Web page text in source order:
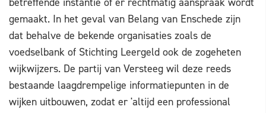
gemaakt. In het geval van Belang van Enschede zijn
dat behalve de bekende organisaties zoals de
voedselbank of Stichting Leergeld ook de zogeheten
wijkwijzers. De partij van Versteeg wil deze reeds
bestaande laagdrempelige informatiepunten in de
wijken uitbouwen, zodat er 'altijd een professional